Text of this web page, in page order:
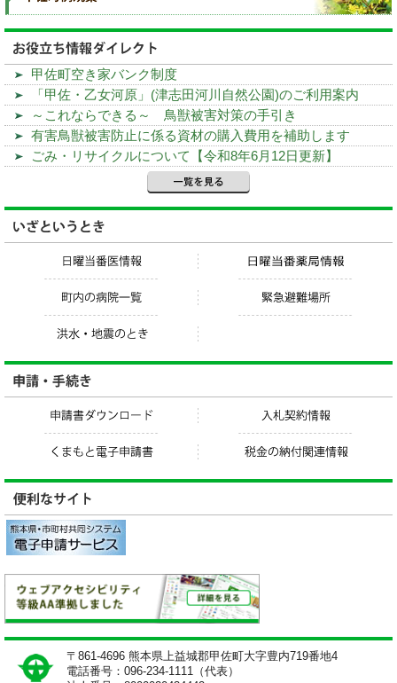
甲佐町空き家バンク制度
「甲佐・乙女河原」(津志田河川自然公園)のご利用案内
～これならできる～ 鳥獣被害対策の手引き
有害鳥獣被害防止に係る資材の購入費用を補助します
ごみ・リサイクルについて【令和8年6月12日更新】
〒861-4696 熊本県上益城郡甲佐町大字豊内719番地4
電話番号：096-234-1111（代表）